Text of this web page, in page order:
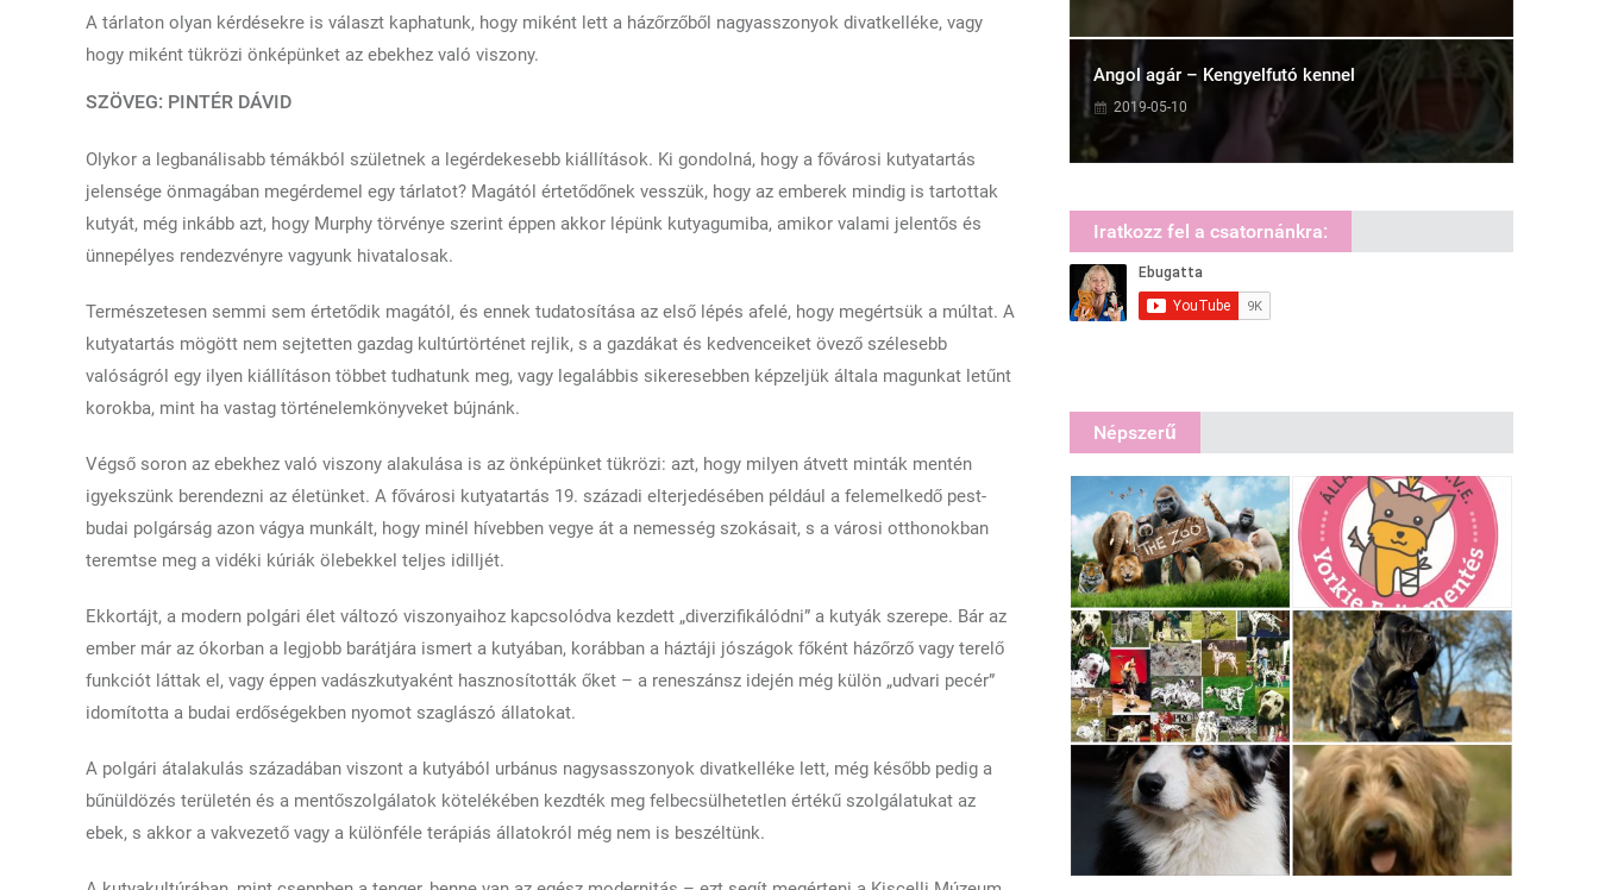
A tárlaton olyan kérdésekre is választ kaphatunk, hogy miként lett a házőrzőből nagyasszonyok divatkelléke, vagy
hogy miként tükrözi önképünket az ebekhez való viszony.
SZÖVEG: PINTÉR DÁVID
Olykor a legbanálisabb témákból születnek a legérdekesebb kiállítások. Ki gondolná, hogy a fővárosi kutyatartás
jelensége önmagában megérdemel egy tárlatot? Magától értetődőnek vesszük, hogy az emberek mindig is tartottak
kutyát, még inkább azt, hogy Murphy törvénye szerint éppen akkor lépünk kutyagumiba, amikor valami jelentős és
ünnepélyes rendezvényre vagyunk hivatalosak.
Természetesen semmi sem értetődik magától, és ennek tudatosítása az első lépés afelé, hogy megértsük a múltat. A
kutyatartás mögött nem sejtetten gazdag kultúrtörténet rejlik, s a gazdákat és kedvenceiket övező szélesebb
valóságról egy ilyen kiállításon többet tudhatunk meg, vagy legalábbis sikeresebben képzeljük általa magunkat letűnt
korokba, mint ha vastag történelemkönyveket bújnánk.
Végső soron az ebekhez való viszony alakulása is az önképünket tükrözi: azt, hogy milyen átvett minták mentén
igyekszünk berendezni az életünket. A fővárosi kutyatartás 19. századi elterjedésében például a felemelkedő pest-
budai polgárság azon vágya munkált, hogy minél hívebben vegye át a nemesség szokásait, s a városi otthonokban
teremtse meg a vidéki kúriák ölebekkel teljes idilljét.
Ekkortájt, a modern polgári élet változó viszonyaihoz kapcsolódva kezdett „diverzifikálódni” a kutyák szerepe. Bár az
ember már az ókorban a legjobb barátjára ismert a kutyában, korábban a háztáji jószágok főként házőrző vagy terelő
funkciót láttak el, vagy éppen vadászkutyaként hasznosították őket – a reneszánsz idején még külön „udvari pecér”
idomította a budai erdőségekben nyomot szaglászó állatokat.
A polgári átalakulás századában viszont a kutyából urbánus nagysasszonyok divatkelléke lett, még később pedig a
bűnüldözés területén és a mentőszolgálatok kötelékében kezdték meg felbecsülhetetlen értékű szolgálatukat az
ebek, s akkor a vakvezető vagy a különféle terápiás állatokról még nem is beszéltünk.
Angol agár – Kengyelfutó kennel
2019-05-10
Iratkozz fel a csatornánkra:
Népszerű